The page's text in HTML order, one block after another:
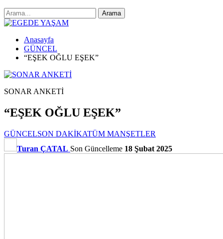
Anasayfa
GÜNCEL
“EŞEK OĞLU EŞEK”
SONAR ANKETİ
“EŞEK OĞLU EŞEK”
GÜNCELSON DAKİKATÜM MANŞETLER
Turan ÇATAL Son Güncelleme 18 Şubat 2025